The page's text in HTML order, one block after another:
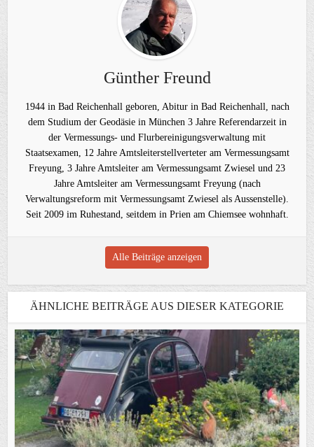
Günther Freund
1944 in Bad Reichenhall geboren, Abitur in Bad Reichenhall, nach
dem Studium der Geodäsie in München 3 Jahre Referendarzeit in
der Vermessungs- und Flurbereinigungsverwaltung mit
Staatsexamen, 12 Jahre Amtsleiterstellverteter am Vermessungsamt
Freyung, 3 Jahre Amtsleiter am Vermessungsamt Zwiesel und 23
Jahre Amtsleiter am Vermessungsamt Freyung (nach
Verwaltungsreform mit Vermessungsamt Zwiesel als Aussenstelle).
Seit 2009 im Ruhestand, seitdem in Prien am Chiemsee wohnhaft.
Alle Beiträge anzeigen
ÄHNLICHE BEITRÄGE AUS DIESER KATEGORIE